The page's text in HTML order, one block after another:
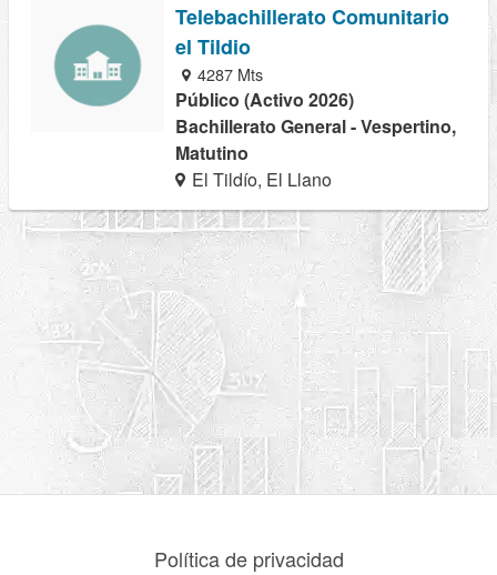
Telebachillerato Comunitario
el Tildio
4287 Mts
Público (Activo 2026)
Bachillerato General - Vespertino,
Matutino
El Tildío, El Llano
Política de privacidad